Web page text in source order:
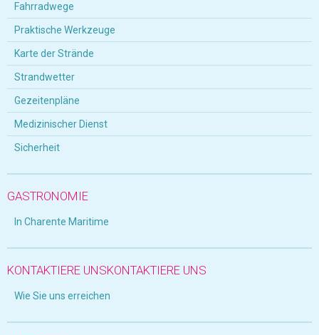
Fahrradwege
Praktische Werkzeuge
Karte der Strände
Strandwetter
Gezeitenpläne
Medizinischer Dienst
Sicherheit
GASTRONOMIE
In Charente Maritime
KONTAKTIERE UNSKONTAKTIERE UNS
Wie Sie uns erreichen